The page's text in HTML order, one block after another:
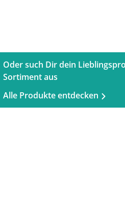
Oder such Dir dein
Sortiment aus
Alle Produkte entdecken